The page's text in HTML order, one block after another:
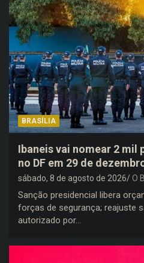
BRASÍLIA
Ibaneis vai nomear 2 mil
no DF em 29 de
sábado, 8 de agosto de 2026 O
Sanção presidencial libera
forças de segurança; reajuste
autorizado por…